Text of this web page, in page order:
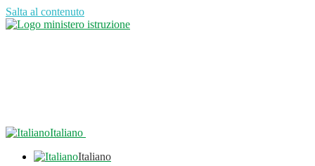
Salta al contenuto
Italiano
Italiano